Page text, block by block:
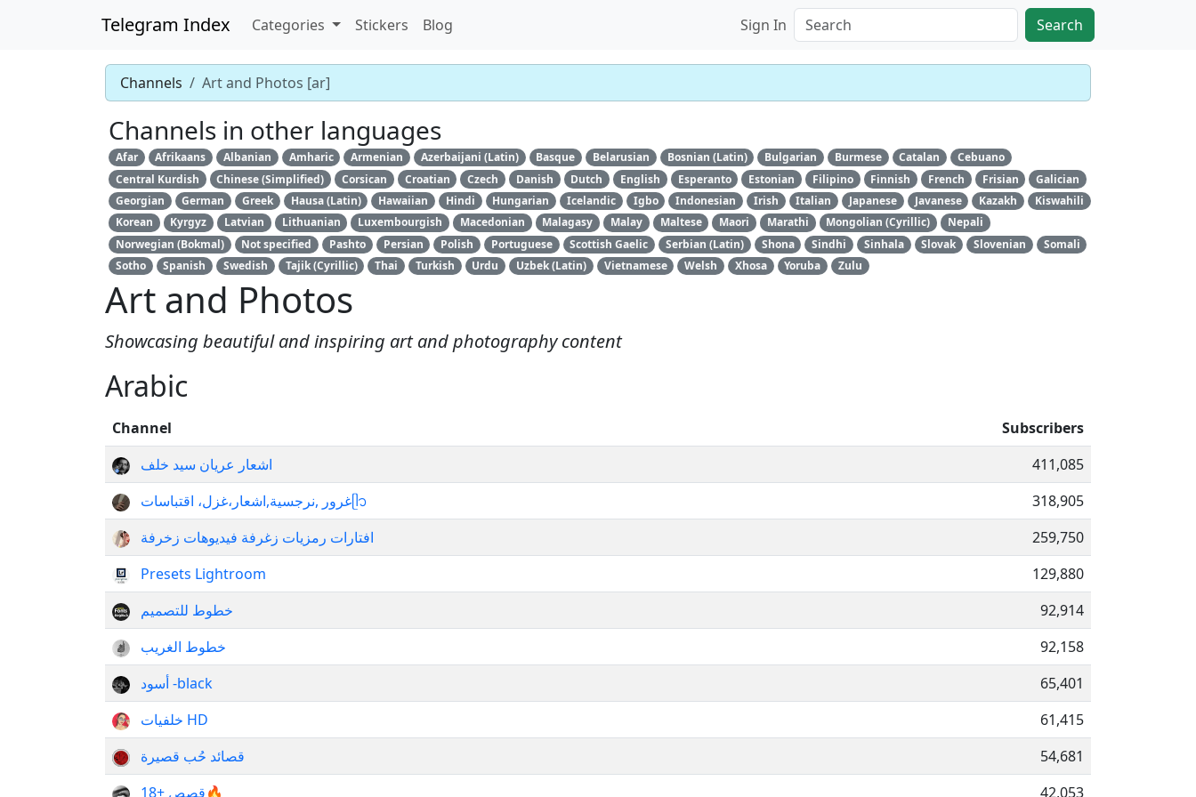
Telegram Index Categories Stickers Blog Sign In Search
Channels Art and Photos [ar]
Channels in other languages
Afar Afrikaans Albanian Amharic Armenian Azerbaijani (Latin) Basque Belarusian Bosnian (Latin) Bulgarian Burmese Catalan
Cebuano
Central Kurdish
Chinese (Simplified) Corsican Croatian Czech Danish Dutch English Esperanto Estonian Filipino Finnish French Frisian
Galician
Georgian
German Greek Hausa (Latin) Hawaiian Hindi Hungarian Icelandic Igbo Indonesian Irish Italian Japanese Javanese Kazakh
Kiswahili
Korean
Kyrgyz Latvian Lithuanian Luxembourgish Macedonian Malagasy Malay Maltese Maori Marathi Mongolian (Cyrillic)
Nepali
Norwegian (Bokmal)
Not specified Pashto Persian Polish Portuguese Scottish Gaelic Serbian (Latin) Shona Sindhi Sinhala Slovak Slovenian
Somali
Sotho
Spanish Swedish Tajik (Cyrillic) Thai Turkish Urdu Uzbek (Latin) Vietnamese Welsh Xhosa Yoruba Zulu
Art and Photos
Showcasing beautiful and inspiring art and photography content
Arabic
Channel
Subscribers
اشعار عريان سيد خلف
411,085
غرور ,نرجسية,اشعار،غزل، اقتباساتᥫ᭡
318,905
افتارات رمزيات زغرفة فيديوهات زخرفة
259,750
Presets Lightroom
129,880
خطوط للتصميم
92,914
خطوط الغريب
92,158
أسود -black
65,401
خلفيات HD
61,415
قصائد حُب قصيرة
54,681
قصص +18🔥
42,053